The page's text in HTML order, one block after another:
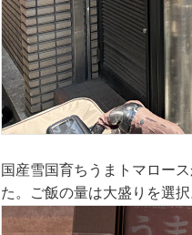
国産雪国育ちうまトマロー
た。ご飯の量は大盛りを選択